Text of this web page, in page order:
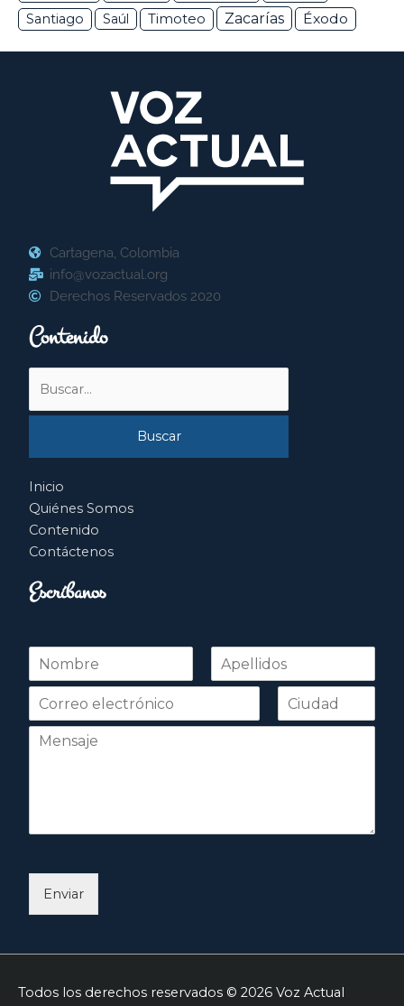
Santiago
Saúl Timoteo Zacarías Éxodo
Cartagena, Colombia
info@vozactual.org
Derechos Reservados 2020
Contenido
Inicio
Quiénes Somos
Contenido
Contáctenos
Escríbanos
N
m
r
Nombre Apellidos
Enviar
Todos los derechos reservados © 2026 Voz Actual